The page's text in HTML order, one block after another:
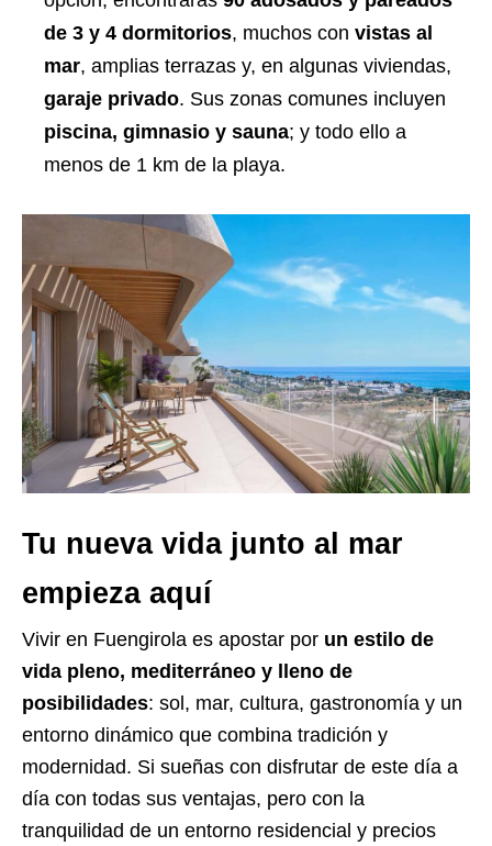
de 3 y 4 dormitorios, muchos con vistas al
mar, amplias terrazas y, en algunas viviendas,
garaje privado. Sus zonas comunes incluyen
piscina, gimnasio y sauna; y todo ello a
menos de 1 km de la playa.
Tu nueva vida junto al mar
empieza aquí
Vivir en Fuengirola es apostar por un estilo de
vida pleno, mediterráneo y lleno de
posibilidades: sol, mar, cultura, gastronomía y un
entorno dinámico que combina tradición y
modernidad. Si sueñas con disfrutar de este día a
día con todas sus ventajas, pero con la
tranquilidad de un entorno residencial y precios